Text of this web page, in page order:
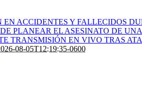
ACCIDENTES Y FALLECIDOS
PLANEAR EL ASESINATO DE
TRANSMISIÓN EN VIVO TRAS
08-05T12:19:35-0600